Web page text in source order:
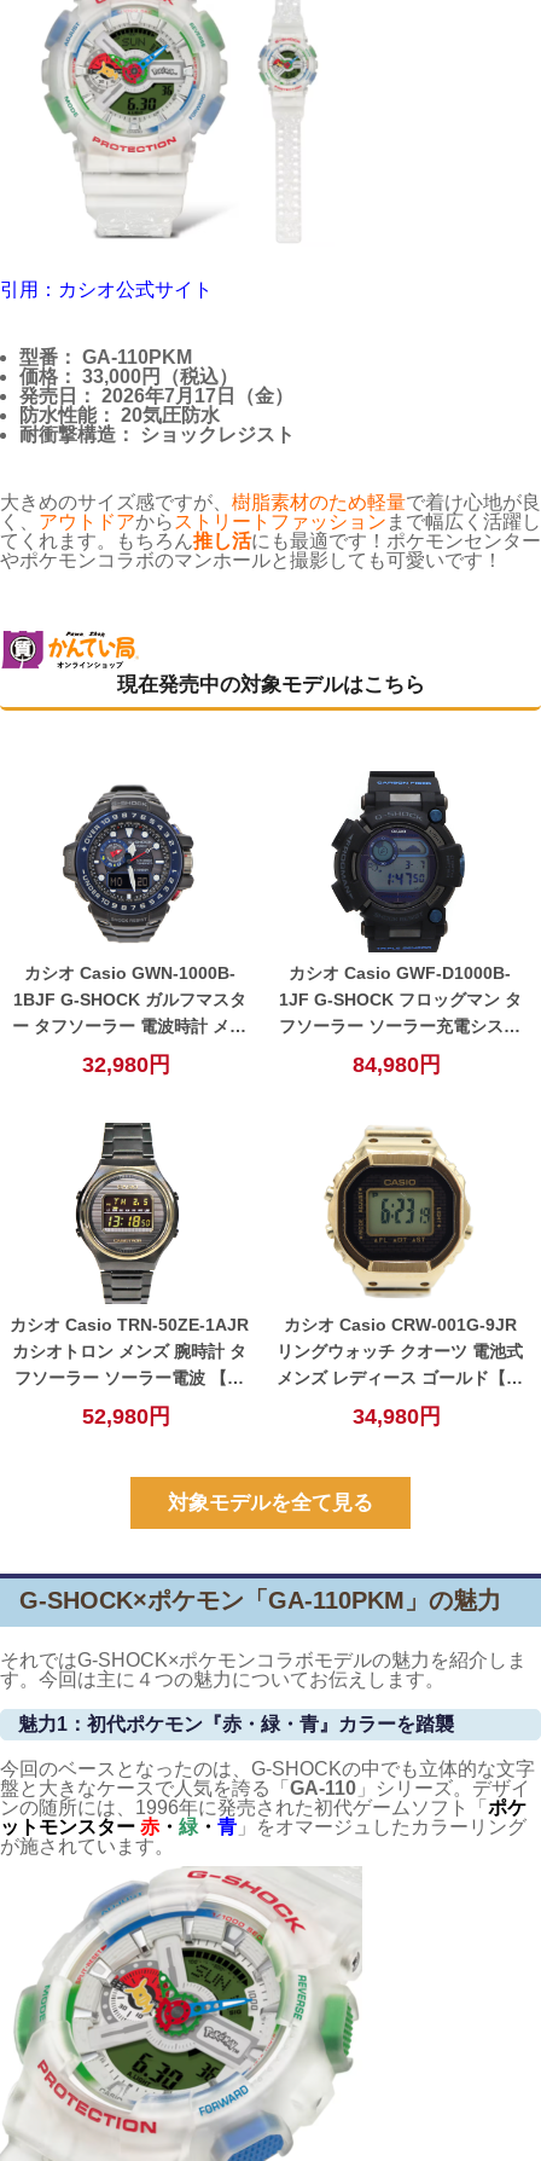
引用：カシオ公式サイト
型番： GA-110PKM
価格： 33,000円（税込）
発売日： 2026年7月17日（金）
防水性能： 20気圧防水
耐衝撃構造： ショックレジスト
大きめのサイズ感ですが、 樹脂素材のため軽量で着け心地が良
く、 アウトドアから ストリートファッション まで幅広く活躍し
てくれます。もちろん推し活にも最適です！ポケモンセンター
やポケモンコラボのマンホールと撮影しても可愛いです！
現在発売中の対象モデルはこちら
カシオ Casio GWN-1000B-
1BJF G-SHOCK ガルフマスタ
ー タフソーラー 電波時計 メン
ズ 腕時計 ネイビー 【中古】
32,980円
カシオ Casio GWF-D1000B-
1JF G-SHOCK フロッグマン タ
フソーラー ソーラー充電システ
ム 電波時計 メンズ 腕時計 ブラ
ック 【中古】
84,980円
カシオ Casio TRN-50ZE-1AJR
カシオトロン メンズ 腕時計 タ
フソーラー ソーラー電波 【中
古】
52,980円
カシオ Casio CRW-001G-9JR
リングウォッチ クオーツ 電池式
メンズ レディース ゴールド【中
古】
34,980円
対象モデルを全て見る
G-SHOCK×ポケモン「GA-110PKM」の魅力
それではG-SHOCK×ポケモンコラボモデルの魅力を紹介しま
す。今回は主に４つの魅力についてお伝えします。
魅力1：初代ポケモン『赤・緑・青』カラーを踏襲
今回のベースとなったのは、G-SHOCKの中でも立体的な文字
盤と大きなケースで人気を誇る「 GA-110 」シリーズ。デザイ
ンの随所には、1996年に発売された初代ゲームソフト「 ポケ
ットモンスター 赤 ・ 緑 ・ 青 」をオマージュしたカラーリング
が施されています。